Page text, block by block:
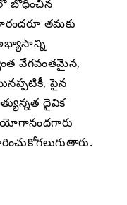
బోధించిన
తమకు
వేగవంతమైన,
పైన
దైవిక
యోగానందగారు